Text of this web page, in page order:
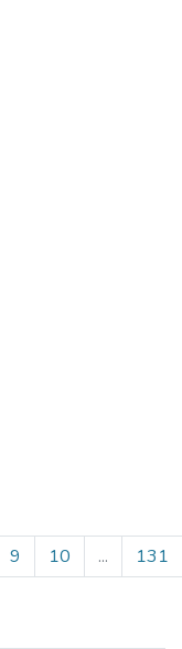
9 10 ... 131